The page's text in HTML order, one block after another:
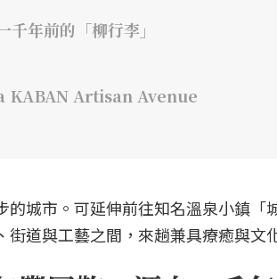
年前的「柳行李」
KABAN Artisan Avenue
的城市。可延伸前往知名溫泉小鎮「
道與工藝之間，來趟兼具療癒與文